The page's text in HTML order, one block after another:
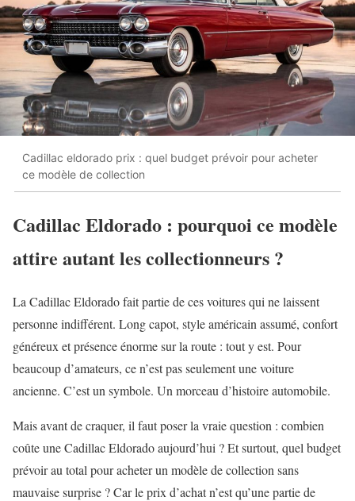
Cadillac eldorado prix : quel budget prévoir pour acheter
ce modèle de collection
Cadillac Eldorado : pourquoi ce modèle
attire autant les collectionneurs ?
La Cadillac Eldorado fait partie de ces voitures qui ne laissent
personne indifférent. Long capot, style américain assumé, confort
généreux et présence énorme sur la route : tout y est. Pour
beaucoup d’amateurs, ce n’est pas seulement une voiture
ancienne. C’est un symbole. Un morceau d’histoire automobile.
Mais avant de craquer, il faut poser la vraie question : combien
coûte une Cadillac Eldorado aujourd’hui ? Et surtout, quel budget
prévoir au total pour acheter un modèle de collection sans
mauvaise surprise ? Car le prix d’achat n’est qu’une partie de